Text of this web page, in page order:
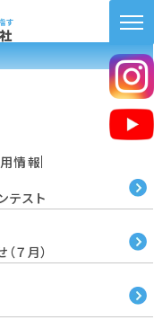
情報
テスト
７月）